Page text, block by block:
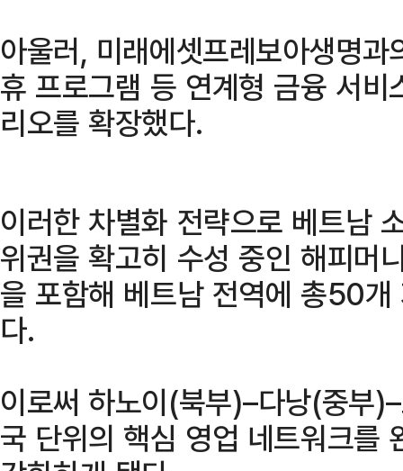
아울러, 미래에셋프레보아생명
휴 프로그램 등 연계형 금융 서
리오를 확장했다.
이러한 차별화 전략으로 베트남
위권을 확고히 수성 중인 해피머
을 포함해 베트남 전역에 총50
다.
이로써 하노이(북부)–다낭(중부
국 단위의 핵심 영업 네트워크를